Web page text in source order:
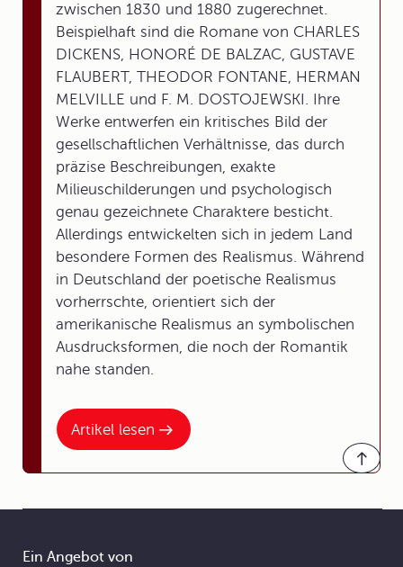
Artikel lesen
zwischen 1830 und 1880 zugerechnet.
Beispielhaft sind die Romane von CHARLES
DICKENS, HONORÉ DE BALZAC, GUSTAVE
FLAUBERT, THEODOR FONTANE, HERMAN
MELVILLE und F. M. DOSTOJEWSKI. Ihre
Werke entwerfen ein kritisches Bild der
gesellschaftlichen Verhältnisse, das durch
präzise Beschreibungen, exakte
Milieuschilderungen und psychologisch
genau gezeichnete Charaktere besticht.
Allerdings entwickelten sich in jedem Land
besondere Formen des Realismus. Während
in Deutschland der poetische Realismus
vorherrschte, orientiert sich der
amerikanische Realismus an symbolischen
Ausdrucksformen, die noch der Romantik
nahe standen.
Ein Angebot von